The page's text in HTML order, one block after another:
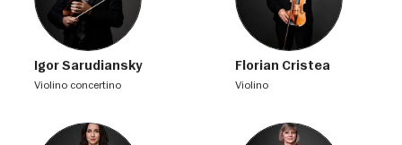
Igor Sarudiansky
violino concertino
Florian Cristea
violino